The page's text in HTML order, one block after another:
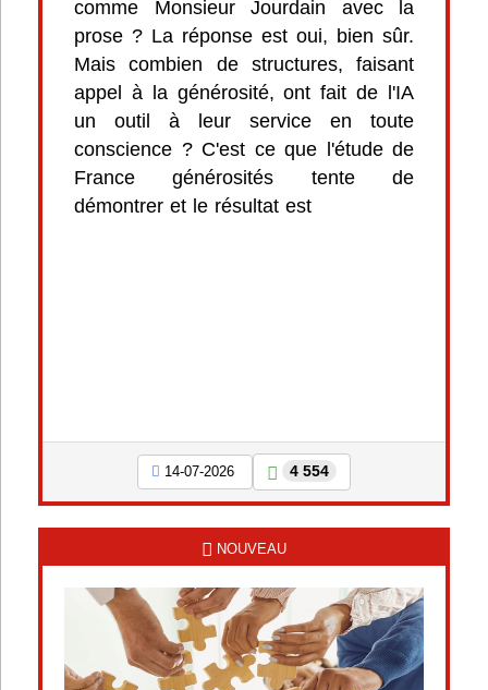
comme Monsieur Jourdain avec la
prose ? La réponse est oui, bien sûr.
Mais combien de structures, faisant
appel à la générosité, ont fait de l'IA
un outil à leur service en toute
conscience ? C'est ce que l'étude de
France générosités tente de
démontrer et le résultat est
14-07-2026 4 554
NOUVEAU